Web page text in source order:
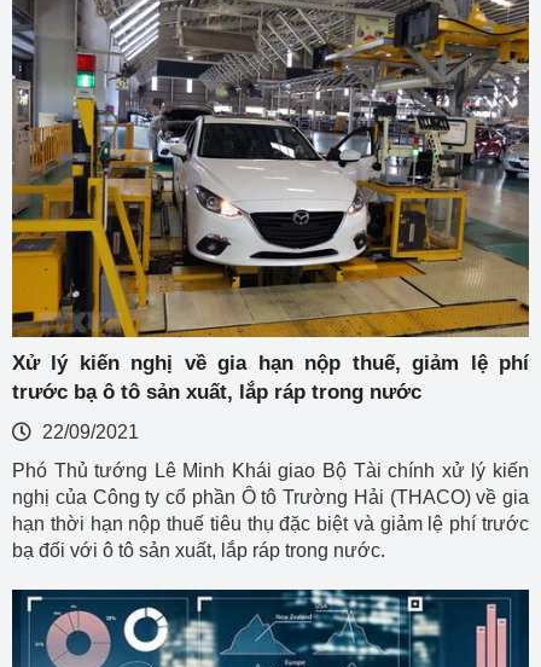
Xử lý kiến nghị về gia hạn nộp thuế, giảm lệ phí
trước bạ ô tô sản xuất, lắp ráp trong nước
22/09/2021
Phó Thủ tướng Lê Minh Khái giao Bộ Tài chính xử lý kiến
nghị của Công ty cổ phần Ô tô Trường Hải (THACO) về gia
hạn thời hạn nộp thuế tiêu thụ đặc biệt và giảm lệ phí trước
bạ đối với ô tô sản xuất, lắp ráp trong nước.